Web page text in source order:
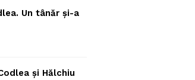
Un tânăr și-a
și Hălchiu